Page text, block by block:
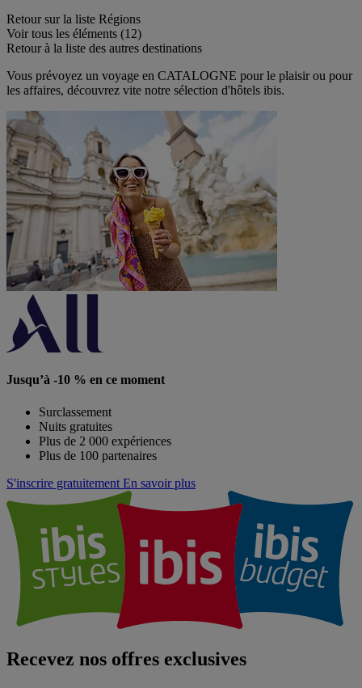
Retour sur la liste Régions
Voir tous les éléments (12)
Retour à la liste des autres destinations
Vous prévoyez un voyage en CATALOGNE pour le plaisir ou pour
les affaires, découvrez vite notre sélection d'hôtels ibis.
Jusqu’à -10 % en ce moment
Surclassement
Nuits gratuites
Plus de 2 000 expériences
Plus de 100 partenaires
S'inscrire gratuitement En savoir plus
Recevez nos offres exclusives